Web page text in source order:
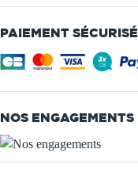
PAIEMENT SÉCURISÉ
NOS ENGAGEMENTS